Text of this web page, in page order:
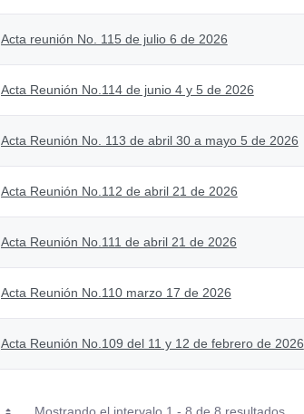
Acta reunión No. 115 de julio 6 de 2026
Acta Reunión No.114 de junio 4 y 5 de 2026
Acta Reunión No. 113 de abril 30 a mayo 5 de 2026
Acta Reunión No.112 de abril 21 de 2026
Acta Reunión No.111 de abril 21 de 2026
Acta Reunión No.110 marzo 17 de 2026
Acta Reunión No.109 del 11 y 12 de febrero de 2026